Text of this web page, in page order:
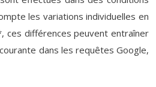
les variations individuelles en
ces différences peuvent entraîner
dans les requêtes Google,